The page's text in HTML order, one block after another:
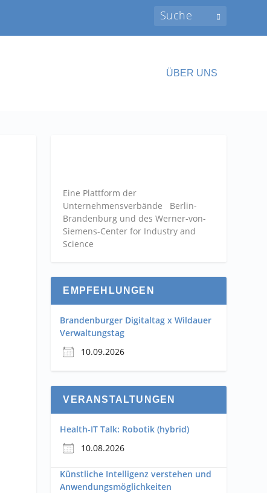
ÜBER UNS
Eine Plattform der
Unternehmensverbände Berlin-
Brandenburg und des Werner-von-
Siemens-Center for Industry and
Science
EMPFEHLUNGEN
Brandenburger Digitaltag x Wildauer
Verwaltungstag
10.09.2026
VERANSTALTUNGEN
Health-IT Talk: Robotik (hybrid)
10.08.2026
Künstliche Intelligenz verstehen und
Anwendungsmöglichkeiten